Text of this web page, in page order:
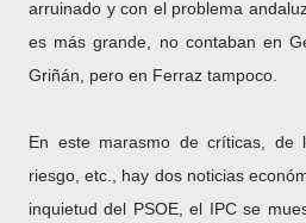
arruinado y con el problema
es más grande, no contaban en
Griñán, pero en Ferraz tampoco.
En este marasmo de críticas,
riesgo, etc., hay dos noticias
inquietud del PSOE, el IPC se